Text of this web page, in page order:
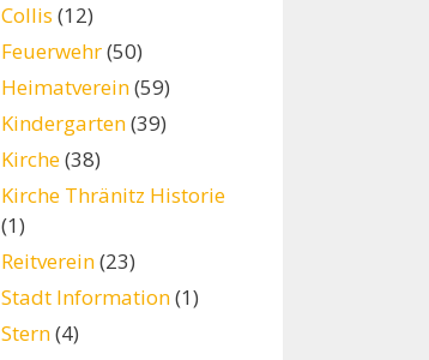
Collis (12)
Feuerwehr(50)
Heimatverein(59)
Kindergarten(39)
Kirche(38)
Kirche Thränitz Historie
(1)
Reitverein(23)
Stadt Information(1)
Stern(4)